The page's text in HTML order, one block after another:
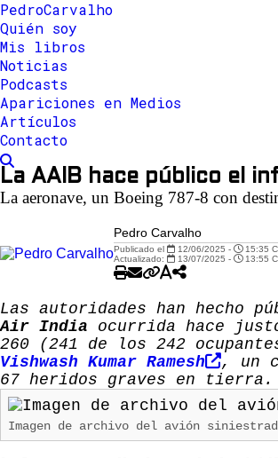
PedroCarvalho
Quién soy
Mis libros
Noticias
Podcasts
Apariciones en Medios
Artículos
Contacto
La AAIB hace público el
La aeronave, un Boeing 787-8 con
Pedro Carvalho
Publicado el 12/06/2025 -
15:35
Actualizado:
13/07/2025 - 13:55
Las autoridades han
Air India ocurrida hace
260 (241 de los 242
Vishwash Kumar Ramesh
, un
67 heridos graves en tierra.
Imagen de archivo del avión